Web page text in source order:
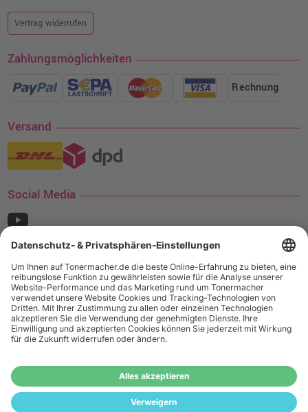
Vertrag widerrufen
Zahlungsmöglichkeiten
Rechnung
Versand
Social Media
¹ Nur gültig für den Versand innerhalb Deutschlands. Befindet sich ein Warenwert
von mindestens 35€ (inkl. Mwst.) an Ampertec Artikeln in Ihrem Warenkorb, ist der
Versand für Sie kostenfrei.
Das Angebot von tonermacher.de richtet sich